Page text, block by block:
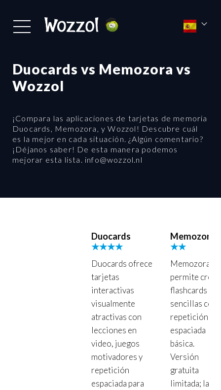
Duocards vs Memozora vs
Wozzol
¡Compara las aplicaciones de tarjetas de memoria
Duocards, Memozora, y Wozzol! Descubre cuál
es la mejor en cada situación. ¿Algún comentario?
¡Déjanos saber! De esta manera podemos
mejorar esta lista. info@wozzol.nl
Duocards
★★★★
Duocards ofrece
tarjetas
interactivas
visualmente
atractivas con
lecciones en
video, juegos
motivadores y
repetición
espaciada para
Memozora
★★
Memozora
permite crear
flashcards
sencillas con
repetición
espaciada
básica.
Versión
gratuita
limitada; la